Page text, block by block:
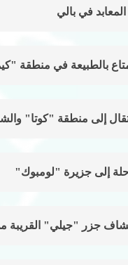
في بالي
بالطبيعة في منطقة
إلى منطقة "كوتا"
إلى جزيرة "لومبوك"
جزر "جيلي" القريبة